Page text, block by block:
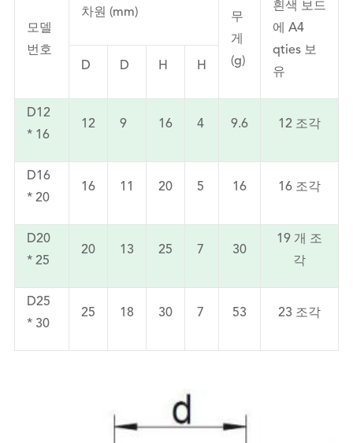
모델
번호
차원 (mm)
무
게
(g)
흰색 보드
에 A4
qties 보
유
D D H H
D12
* 16
12 9 16 4 9.6 12 조각
D16
* 20
16 11 20 5 16 16 조각
D20
* 25
20 13 25 7 30
19 개 조
각
D25
* 30
25 18 30 7 53 23 조각